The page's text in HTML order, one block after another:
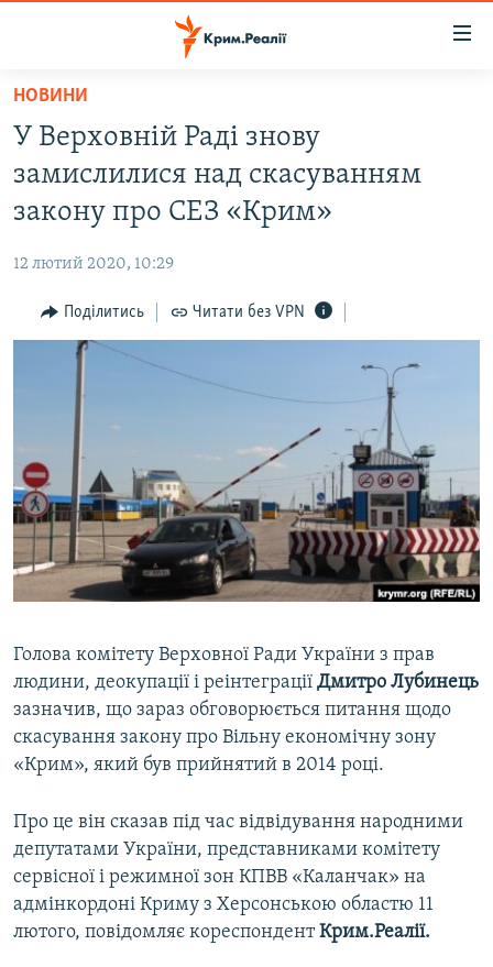
Перейти
основного
матеріалу
до
основної
Перейти
до
ВОДА.КРИМ
БЛОГИ
ПОГЛЯД
ІНТЕРВ'Ю
ВСЕ ЗА ДЕНЬ
СПЕЦПРОЕКТИ
ДЕПОРТАЦІЯ
ВІДЕОУРОКИ «ELIFBE»
СВІДЧЕННЯ ОКУПАЦІЇ
УКРАЇНСЬКА ПРОБЛЕМА КРИМУ
ЯК ОБІЙТИ БЛОКУВАННЯ
Русский
Qırımtatar
Усі сайти RFE/RL
НОВИНИ
У Верховній Раді знову
замислилися над скасуванням
закону про СЕЗ «Крим»
12 лютий 2020, 10:29
Поділитись Читати без VPN
Голова комітету Верховної Ради України з прав
людини, деокупації і реінтеграції Дмитро Лубинець
зазначив, що зараз обговорюється питання щодо
скасування закону про Вільну економічну зону
«Крим», який був прийнятий в 2014 році.
Про це він сказав під час відвідування народними
депутатами України, представниками комітету
сервісної і режимної зон КПВВ «Каланчак» на
адмінкордоні Криму з Херсонською областю 11
лютого, повідомляє кореспондентКрим.Реалії.